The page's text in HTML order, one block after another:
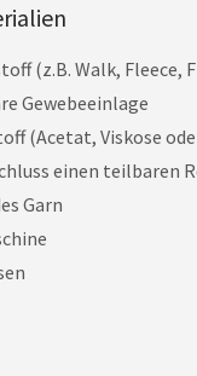
(z.B. Walk, Fleece,
Gewebeeinlage
(Acetat, Viskose
einen teilbaren
Garn